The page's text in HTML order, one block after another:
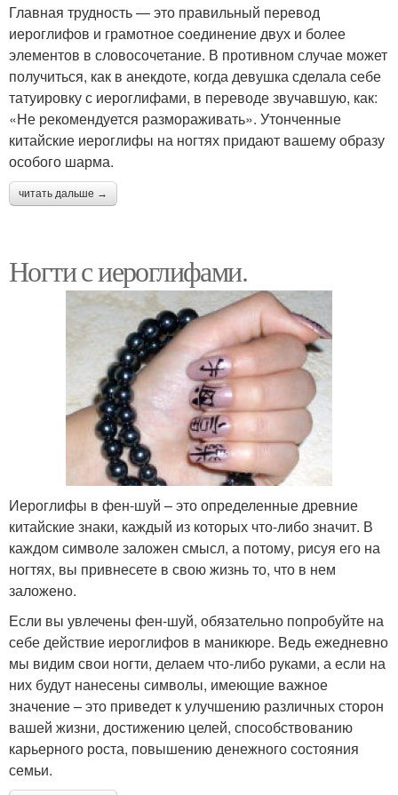
Главная трудность — это правильный перевод
иероглифов и грамотное соединение двух и более
элементов в словосочетание. В противном случае может
получиться, как в анекдоте, когда девушка сделала себе
татуировку с иероглифами, в переводе звучавшую, как:
«Не рекомендуется размораживать». Утонченные
китайские иероглифы на ногтях придают вашему образу
особого шарма.
читать дальше →
Ногти с иероглифами.
Иероглифы в фен-шуй – это определенные древние
китайские знаки, каждый из которых что-либо значит. В
каждом символе заложен смысл, а потому, рисуя его на
ногтях, вы привнесете в свою жизнь то, что в нем
заложено.
Если вы увлечены фен-шуй, обязательно попробуйте на
себе действие иероглифов в маникюре. Ведь ежедневно
мы видим свои ногти, делаем что-либо руками, а если на
них будут нанесены символы, имеющие важное
значение – это приведет к улучшению различных сторон
вашей жизни, достижению целей, способствованию
карьерного роста, повышению денежного состояния
семьи.